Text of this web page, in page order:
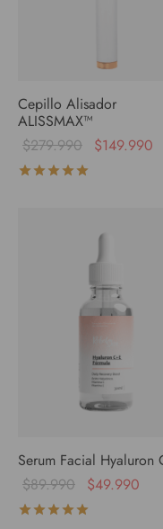
Cepillo Alisador
ALISSMAX™
$279.990 $149.990
Serum Facial Hyaluron
$89.990 $49.990